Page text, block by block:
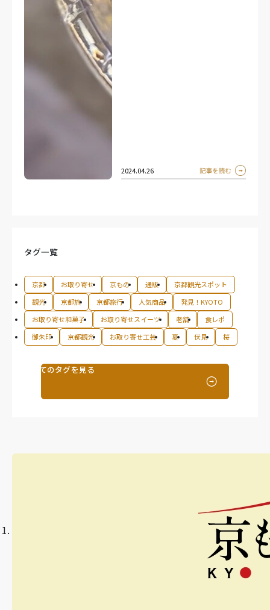
2024.04.26
タグ一覧
京都 お取り寄せ 京もの 通販
京都観光スポット
観光
京都旅 京都旅行 人気商品
発見！KYOTO
お取り寄せ和菓子
お取り寄せスイーツ 老舗
食レポ
御朱印
京都観光 お取り寄せ工芸 夏 伏見 桜
すべてのタグを見る